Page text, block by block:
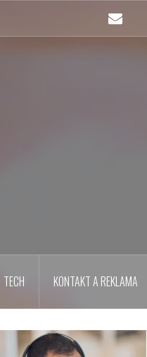
TECH KONTAKT A REKLAMA